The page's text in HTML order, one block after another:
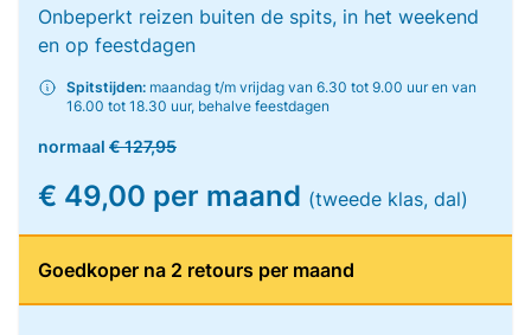
Onbeperkt reizen buiten de spits, in het weekend
en op feestdagen
Spitstijden: maandag t/m vrijdag van 6.30 tot 9.00 uur en van
16.00 tot 18.30 uur, behalve feestdagen
normaal € 127,95
€ 49,00 per maand (tweede klas, dal)
Goedkoper na 2 retours per maand